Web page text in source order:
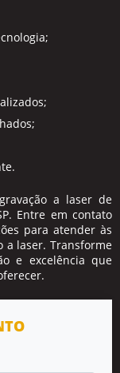
a laser de
Entre em contato
para atender às
a laser. Transforme
e excelência que